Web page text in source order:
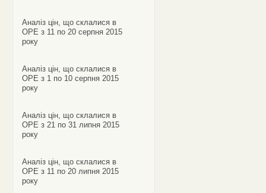
Аналіз цін, що склалися в
ОРЕ з 11 по 20 серпня 2015
року
Аналіз цін, що склалися в
ОРЕ з 1 по 10 серпня 2015
року
Аналіз цін, що склалися в
ОРЕ з 21 по 31 липня 2015
року
Аналіз цін, що склалися в
ОРЕ з 11 по 20 липня 2015
року